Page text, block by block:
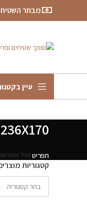
מבחר
עיין
236X170
תפריט הכל מוצרים
קטגוריות